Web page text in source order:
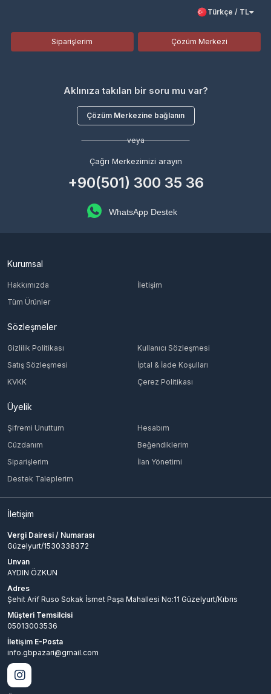
Türkçe / TL
Siparişlerim Çözüm Merkezi
Aklınıza takılan bir soru mu var?
Çözüm Merkezine bağlanın
veya
Çağrı Merkezimizi arayın
+90(501) 300 35 36
WhatsApp Destek
Kurumsal
Hakkımızda
İletişim
Tüm Ürünler
Sözleşmeler
Gizlilik Politikası
Kullanıcı Sözleşmesi
Satış Sözleşmesi
İptal & İade Koşulları
KVKK
Çerez Politikası
Üyelik
Şifremi Unuttum
Hesabım
Cüzdanım
Beğendiklerim
Siparişlerim
İlan Yönetimi
Destek Taleplerim
İletişim
Vergi Dairesi / Numarası
Güzelyurt/1530338372
Unvan
AYDIN ÖZKUN
Adres
Şehit Arif Ruso Sokak İsmet Paşa Mahallesi No:11 Güzelyurt/Kıbrıs
Müşteri Temsilcisi
05013003536
İletişim E-Posta
info.gbpazari@gmail.com